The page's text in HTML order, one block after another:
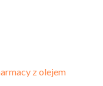
z olejem